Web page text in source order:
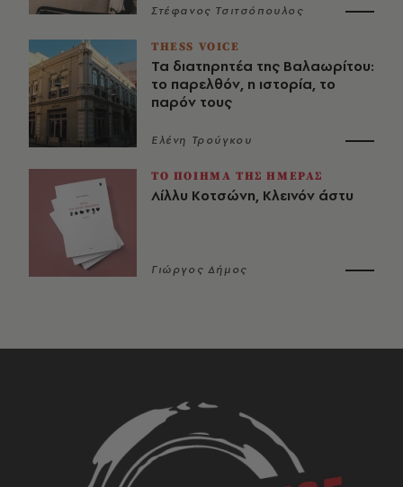
Στέφανος Τσιτσόπουλος
THESS VOICE
Τα διατηρητέα της Βαλαωρίτου:
το παρελθόν, η ιστορία, το
παρόν τους
Ελένη Τρούγκου
ΤΟ ΠΟΙΗΜΑ ΤΗΣ ΗΜΕΡΑΣ
Λίλλυ Κοτσώνη, Κλεινόν άστυ
Γιώργος Δήμος